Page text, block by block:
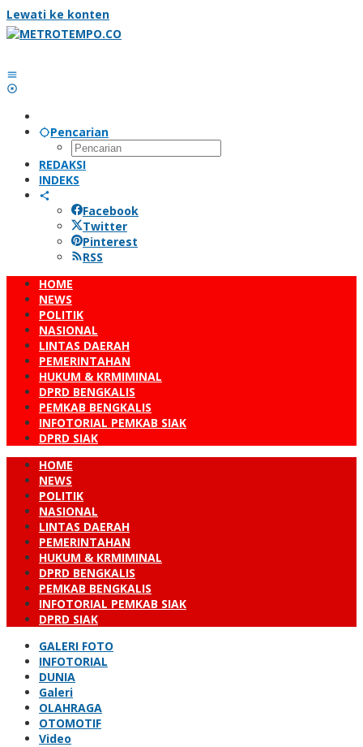
Lewati ke konten
Pencarian
REDAKSI
INDEKS
Facebook
Twitter
Pinterest
RSS
HOME
NEWS
POLITIK
NASIONAL
LINTAS DAERAH
PEMERINTAHAN
HUKUM & KRMIMINAL
DPRD BENGKALIS
PEMKAB BENGKALIS
INFOTORIAL PEMKAB SIAK
DPRD SIAK
HOME
NEWS
POLITIK
NASIONAL
LINTAS DAERAH
PEMERINTAHAN
HUKUM & KRMIMINAL
DPRD BENGKALIS
PEMKAB BENGKALIS
INFOTORIAL PEMKAB SIAK
DPRD SIAK
GALERI FOTO
INFOTORIAL
DUNIA
Galeri
OLAHRAGA
OTOMOTIF
Video